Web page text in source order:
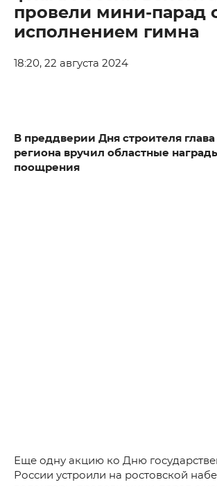
провели мини-парад
исполнением гимна
18:20, 22 августа 2024
В преддверии Дня строителя глава
региона вручил областные
поощрения
Еще одну акцию ко Дню
России устроили на ростовской